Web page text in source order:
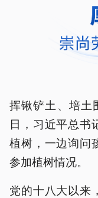
挥锹铲土、培
日，习近平总书
植树，一边询问
参加植树情况。
党的十八大以来